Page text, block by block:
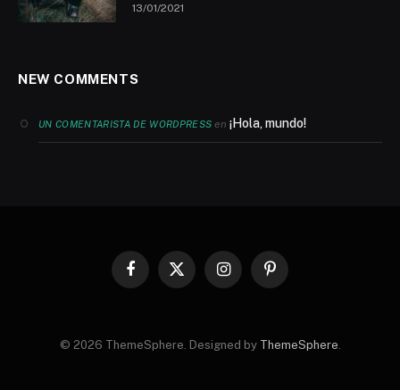
13/01/2021
NEW COMMENTS
UN COMENTARISTA DE WORDPRESS en¡Hola, mundo!
Facebook
X
InstagramPinterest
© 2026 ThemeSphere. Designed by ThemeSphere